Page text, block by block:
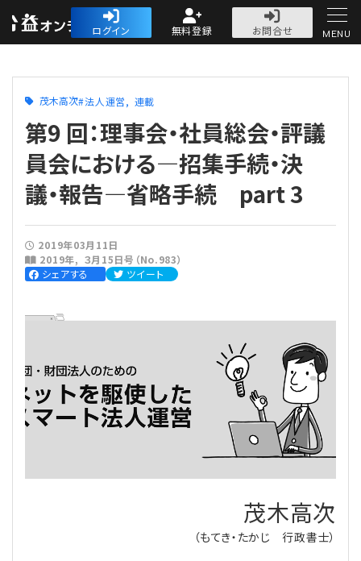
公益・一般法人オ
ログイン 無料登録
お問合せ
人気記事
法人運営
理事会
理事・監事
会計・税務
会計・税務
会計処理
労務
労務管理
法務
経営
MENU
茂木高次 法人運営 連載
第9 回：理事会・社員総会・評議
員会における―招集手続・決
議・報告―省略手続 part 3
2019年03月11日
2019年
３月15日号（No.983）
シェアする
ツイート
茂木高次
（もてき・たかじ 行政書士）